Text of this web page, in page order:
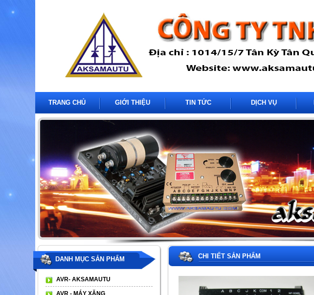
TRANG CHỦ GIỚI THIỆU TIN TỨC DỊCH VỤ
DANH MỤC SẢN PHẨM
AVR- AKSAMAUTU
AVR - MÁY XĂNG
CHI TIẾT SẢN PHẨM